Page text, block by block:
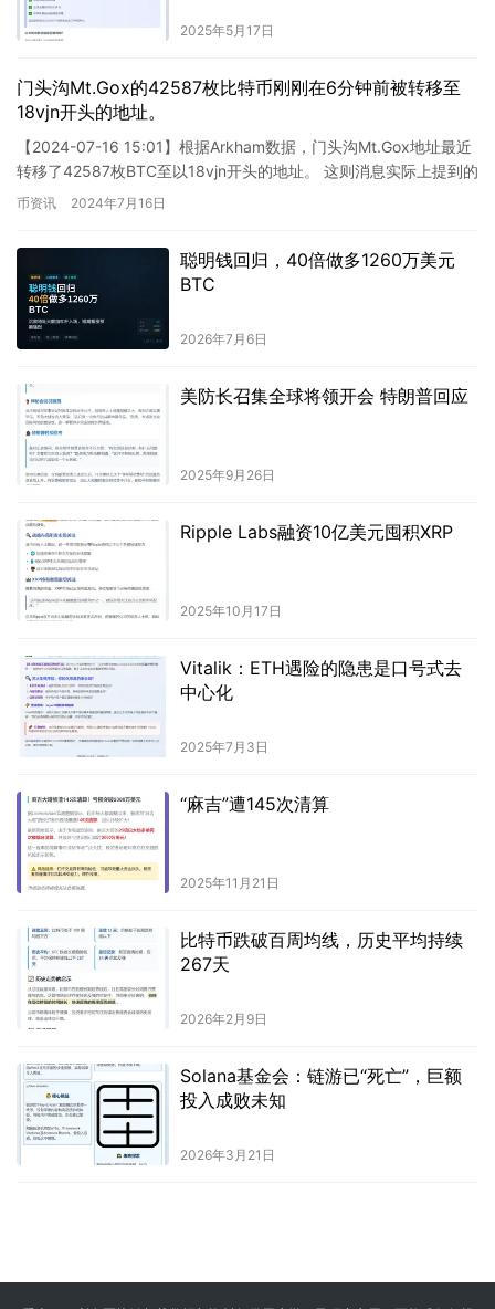
2025年5月17日
门头沟Mt.Gox的42587枚比特币刚刚在6分钟前被转移至
18vjn开头的地址。
【2024-07-16 15:01】根据Arkham数据，门头沟Mt.Gox地址最近
转移了42587枚BTC至以18vjn开头的地址。 这则消息实际上提到的
是被盗的Mt.Gox比特…
币资讯 2024年7月16日
聪明钱回归，40倍做多1260万美元
BTC
2026年7月6日
美防长召集全球将领开会 特朗普回应
2025年9月26日
Ripple Labs融资10亿美元囤积XRP
2025年10月17日
Vitalik：ETH遇险的隐患是口号式去
中心化
2025年7月3日
“麻吉”遭145次清算
2025年11月21日
比特币跌破百周均线，历史平均持续
267天
2026年2月9日
Solana基金会：链游已“死亡”，巨额
投入成败未知
2026年3月21日